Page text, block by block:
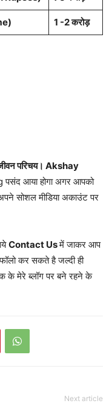
1 -2 करोड़
परिचय। Akshay
पसंद आया होगा अगर आपको
सोशल मीडिया अकाउंट पर
Contact Usमें जाकर आप
कर सकते है जल्दी ही
के मेरे ब्लॉग पर बने रहने के
Next article